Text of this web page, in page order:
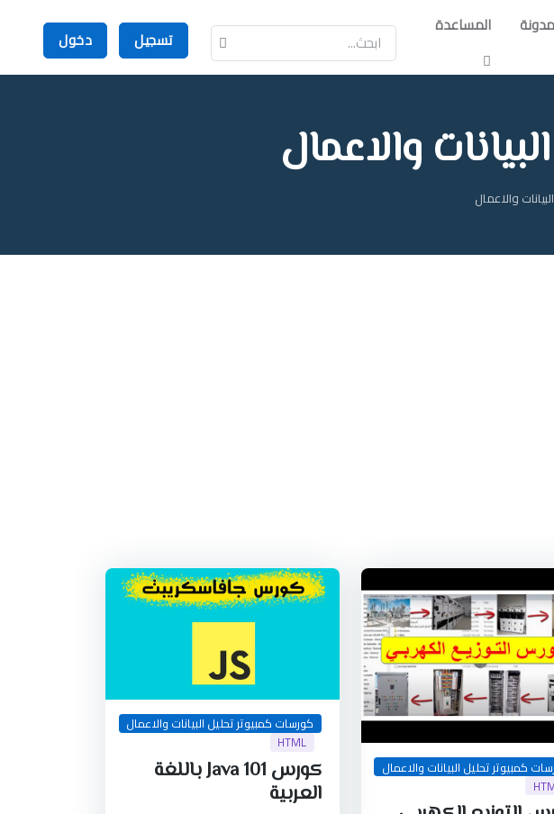
المساعدة
تسجيل دخول
والاعمال
والاعمال
كمبيوتر تحليل البيانات والاعمال
كورسات كمبيوتر تحليل البيانات والاعمال
HTML
كورس Java 101 باللغة
العربية